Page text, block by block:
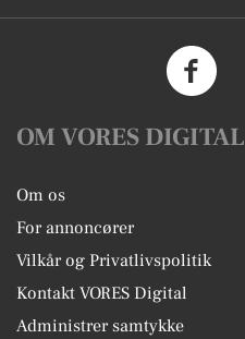
OM VORES DIGITAL
Om os
For annoncører
Vilkår og Privatlivspolitik
Kontakt VORES Digital
Administrer samtykke